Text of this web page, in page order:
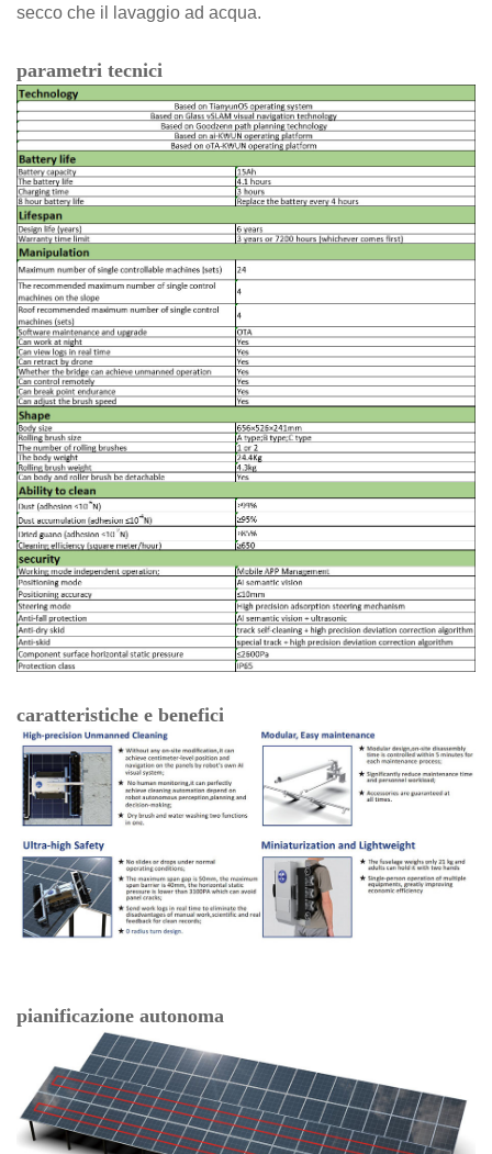
secco che il lavaggio ad acqua.
parametri tecnici
caratteristiche e benefici
pianificazione autonoma